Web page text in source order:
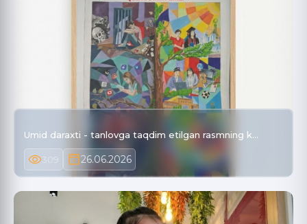
Umid daraxti - tanlovga taqdim etilgan rasmning k…
309 26.06.2026